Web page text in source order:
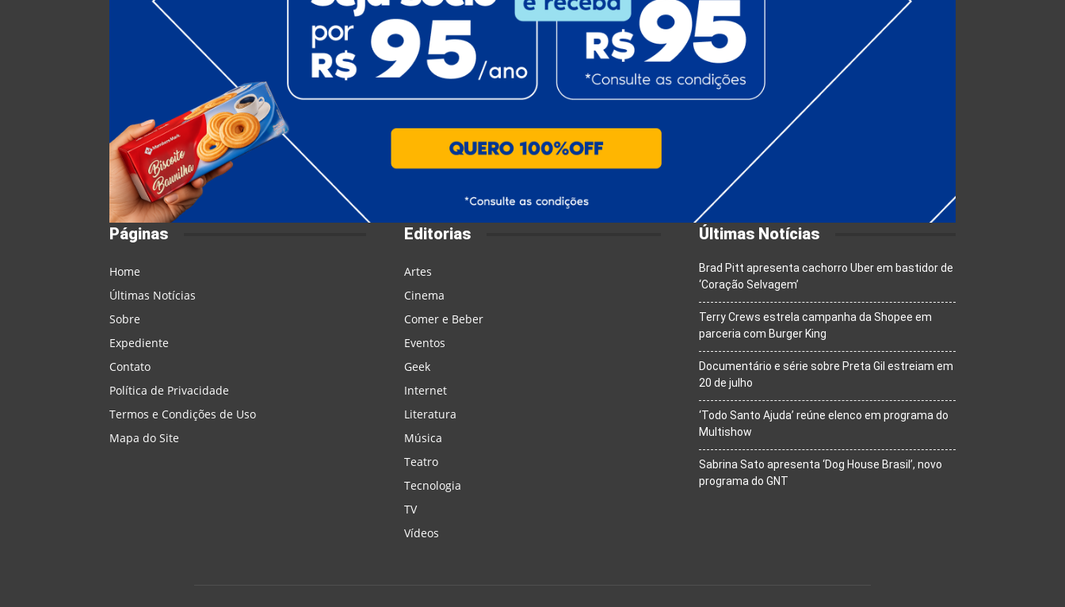
Páginas
Home
Últimas Notícias
Sobre
Expediente
Contato
Política de Privacidade
Termos e Condições de Uso
Mapa do Site
Editorias
Artes
Cinema
Comer e Beber
Eventos
Geek
Internet
Literatura
Música
Teatro
Tecnologia
TV
Vídeos
Últimas Notícias
Brad Pitt apresenta cachorro Uber em bastidor de
‘Coração Selvagem’
Terry Crews estrela campanha da Shopee em
parceria com Burger King
Documentário e série sobre Preta Gil estreiam em
20 de julho
‘Todo Santo Ajuda’ reúne elenco em programa do
Multishow
Sabrina Sato apresenta ‘Dog House Brasil’, novo
programa do GNT